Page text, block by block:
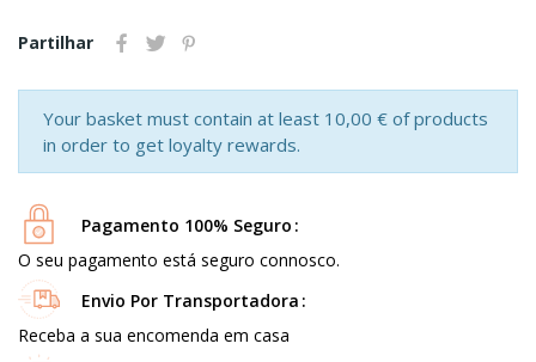
Partilhar
Your basket must contain at least 10,00 € of products
in order to get loyalty rewards.
Pagamento 100% Seguro
O seu pagamento está seguro connosco.
Envio Por Transportadora
Receba a sua encomenda em casa